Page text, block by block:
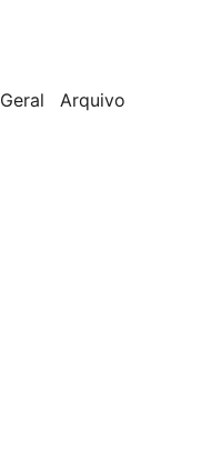
Geral Arquivo